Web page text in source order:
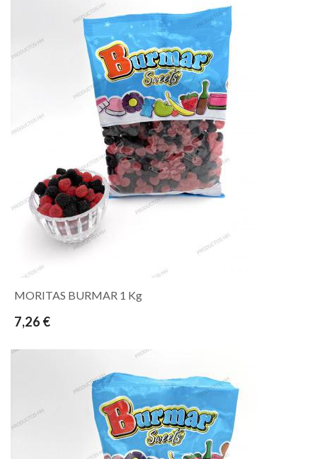
MORITAS BURMAR 1 Kg
7,26 €